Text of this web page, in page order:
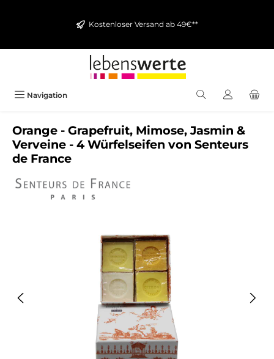
Kostenloser Versand ab 49€**
Navigation
Orange - Grapefruit, Mimose, Jasmin &
Verveine - 4 Würfelseifen von Senteurs
de France
Bildergalerie überspringen